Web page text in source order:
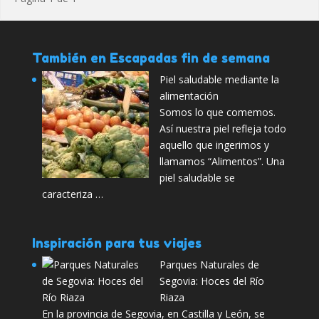
También en Escapadas fin de semana
Piel saludable mediante la
alimentación
Somos lo que comemos.
Así nuestra piel refleja todo
aquello que ingerimos y
llamamos “Alimentos”. Una
piel saludable se
caracteriza …
Inspiración para tus viajes
Parques Naturales de
Segovia: Hoces del Río
Riaza
En la provincia de Segovia, en Castilla y León, se